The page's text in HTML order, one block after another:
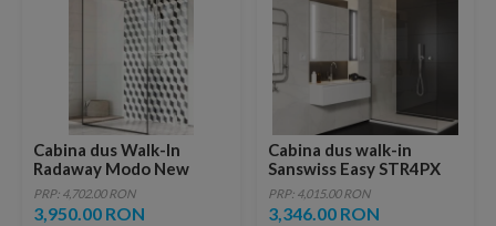
Cabina dus Walk-In
Radaway Modo New
Black I Frame, 130 x
H200 cm
PRP: 4,702.00 RON
3,950.00 RON
Cabina dus walk-in
Sanswiss Easy STR4PX
100xH225 cm
PRP: 4,015.00 RON
3,346.00 RON